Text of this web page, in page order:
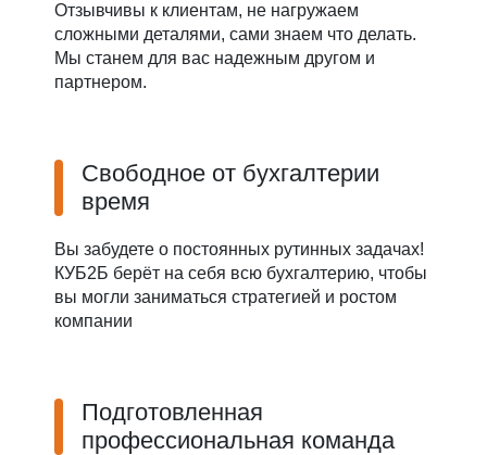
Отзывчивы к клиентам, не нагружаем
сложными деталями, сами знаем что делать.
Мы станем для вас надежным другом и
партнером.
Свободное от бухгалтерии
время
Вы забудете о постоянных рутинных задачах!
КУБ2Б берёт на себя всю бухгалтерию, чтобы
вы могли заниматься стратегией и ростом
компании
Подготовленная
профессиональная команда